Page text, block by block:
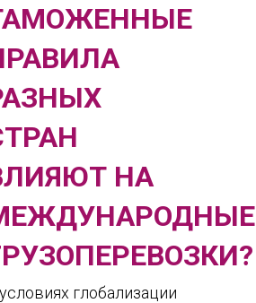
НА
глобализации